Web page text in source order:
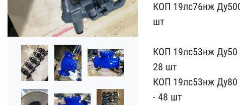
КОП 19лс7​6нж
шт
КОП​ 19лс53нж Ду50
2​8 шт
КОП 19лс53нж Ду80
- 48 шт